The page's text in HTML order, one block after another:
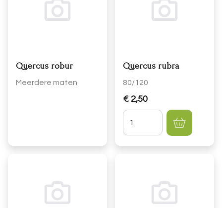
Quercus robur
Meerdere maten
Quercus rubra
80/120
€ 2,50
Hoeveelheid